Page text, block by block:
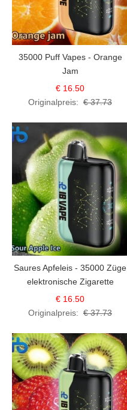
35000 Puff Vapes - Orange
Jam
€ 16.50
Originalpreis: € 37.73
Saures Apfeleis - 35000 Züge
elektronische Zigarette
€ 16.50
Originalpreis: € 37.73